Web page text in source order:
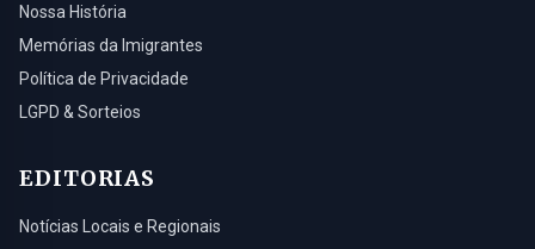
Nossa História
Memórias da Imigrantes
Política de Privacidade
LGPD & Sorteios
EDITORIAS
Notícias Locais e Regionais